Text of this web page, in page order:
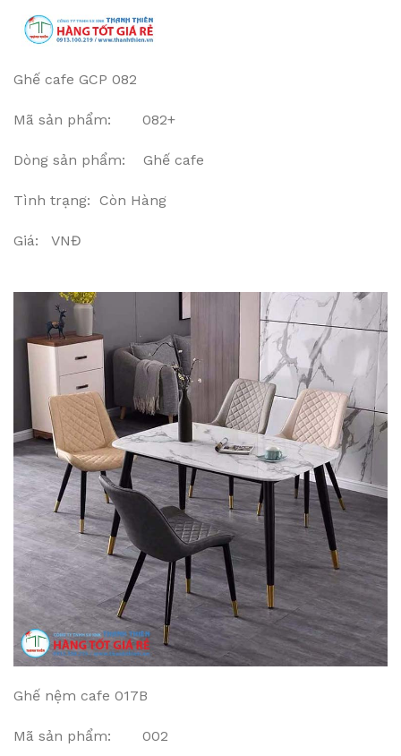
Ghế cafe GCP 082
Mã sản phẩm: 082+
Dòng sản phẩm: Ghế cafe
Tình trạng: Còn Hàng
Giá: VNĐ
Ghế nệm cafe 017B
Mã sản phẩm: 002